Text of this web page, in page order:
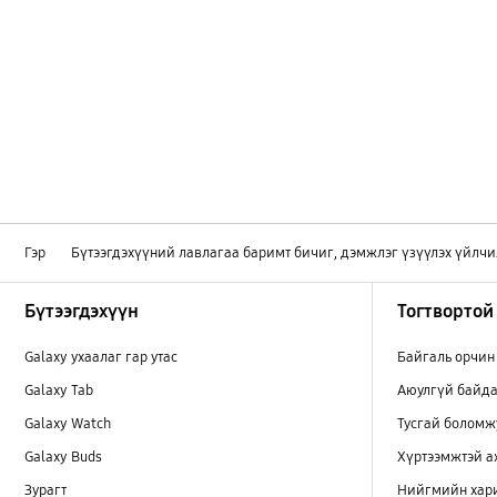
Гэр Бүтээгдэхүүний лавлагаа баримт бичиг, дэмжлэг үзүүлэх
Бүтээгдэхүүн
Galaxy ухаалаг гар утас
Galaxy Tab
Galaxy Watch
Galaxy Buds
Зурагт
Байгаль орчин
Аюулгүй
Тусгай
Хүртээмжтэй
Нийгмийн